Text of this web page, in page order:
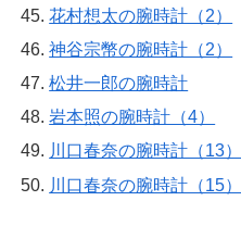
花村想太の腕時計（2）
神谷宗幣の腕時計（2）
松井一郎の腕時計
岩本照の腕時計（4）
川口春奈の腕時計（13）
川口春奈の腕時計（15）